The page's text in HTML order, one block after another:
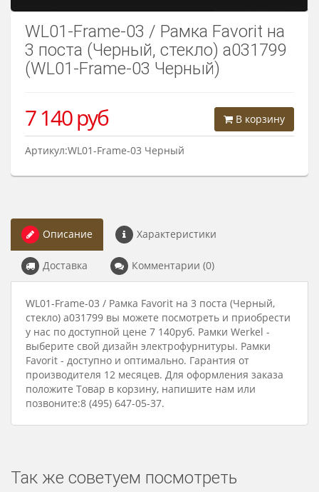
WL01-Frame-03 / Рамка Favorit на
3 поста (Черный, стекло) a031799
(WL01-Frame-03 Черный)
В корзину
7 140руб
Артикул:WL01-Frame-03 Черный
Описание Характеристики
Доставка Комментарии (0)
WL01-Frame-03 / Рамка Favorit на 3 поста (Черный,
стекло) a031799 вы можете посмотреть и приобрести
у нас по доступной цене 7 140руб. Рамки Werkel -
выберите свой дизайн электрофурнитуры. Рамки
Favorit - доступно и оптимально. Гарантия от
производителя 12 месяцев. Для оформления заказа
положите Товар в корзину, напишите нам или
позвоните:8 (495) 647-05-37.
Так же советуем посмотреть